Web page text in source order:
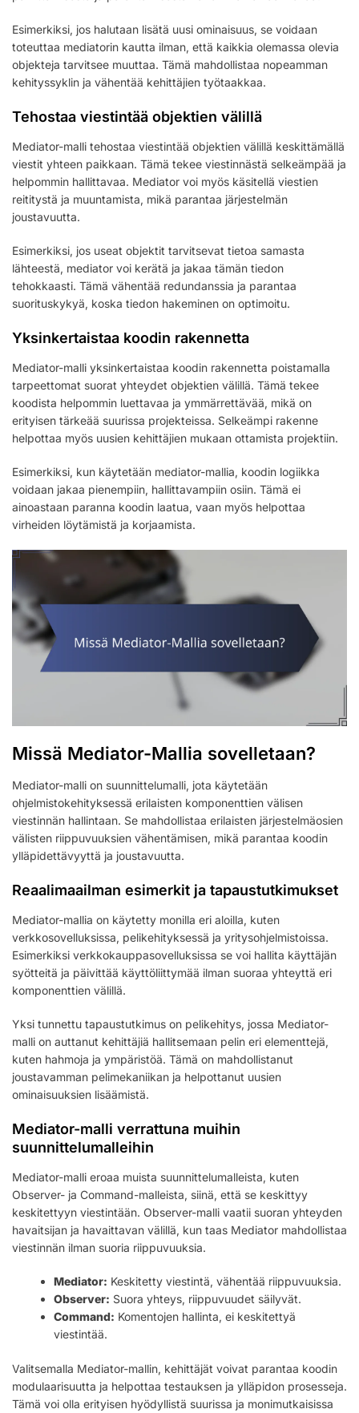
Esimerkiksi, jos halutaan lisätä uusi ominaisuus, se voidaan
toteuttaa mediatorin kautta ilman, että kaikkia olemassa olevia
objekteja tarvitsee muuttaa. Tämä mahdollistaa nopeamman
kehityssyklin ja vähentää kehittäjien työtaakkaa.
Tehostaa viestintää objektien välillä
Mediator-malli tehostaa viestintää objektien välillä keskittämällä
viestit yhteen paikkaan. Tämä tekee viestinnästä selkeämpää ja
helpommin hallittavaa. Mediator voi myös käsitellä viestien
reititystä ja muuntamista, mikä parantaa järjestelmän
joustavuutta.
Esimerkiksi, jos useat objektit tarvitsevat tietoa samasta
lähteestä, mediator voi kerätä ja jakaa tämän tiedon
tehokkaasti. Tämä vähentää redundanssia ja parantaa
suorituskykyä, koska tiedon hakeminen on optimoitu.
Yksinkertaistaa koodin rakennetta
Mediator-malli yksinkertaistaa koodin rakennetta poistamalla
tarpeettomat suorat yhteydet objektien välillä. Tämä tekee
koodista helpommin luettavaa ja ymmärrettävää, mikä on
erityisen tärkeää suurissa projekteissa. Selkeämpi rakenne
helpottaa myös uusien kehittäjien mukaan ottamista projektiin.
Esimerkiksi, kun käytetään mediator-mallia, koodin logiikka
voidaan jakaa pienempiin, hallittavampiin osiin. Tämä ei
ainoastaan paranna koodin laatua, vaan myös helpottaa
virheiden löytämistä ja korjaamista.
Missä Mediator-Mallia sovelletaan?
Mediator-malli on suunnittelumalli, jota käytetään
ohjelmistokehityksessä erilaisten komponenttien välisen
viestinnän hallintaan. Se mahdollistaa erilaisten järjestelmäosien
välisten riippuvuuksien vähentämisen, mikä parantaa koodin
ylläpidettävyyttä ja joustavuutta.
Reaalimaailman esimerkit ja tapaustutkimukset
Mediator-mallia on käytetty monilla eri aloilla, kuten
verkkosovelluksissa, pelikehityksessä ja yritysohjelmistoissa.
Esimerkiksi verkkokauppasovelluksissa se voi hallita käyttäjän
syötteitä ja päivittää käyttöliittymää ilman suoraa yhteyttä eri
komponenttien välillä.
Yksi tunnettu tapaustutkimus on pelikehitys, jossa Mediator-
malli on auttanut kehittäjiä hallitsemaan pelin eri elementtejä,
kuten hahmoja ja ympäristöä. Tämä on mahdollistanut
joustavamman pelimekaniikan ja helpottanut uusien
ominaisuuksien lisäämistä.
Mediator-malli verrattuna muihin
suunnittelumalleihin
Mediator-malli eroaa muista suunnittelumalleista, kuten
Observer- ja Command-malleista, siinä, että se keskittyy
keskitettyyn viestintään. Observer-malli vaatii suoran yhteyden
havaitsijan ja havaittavan välillä, kun taas Mediator mahdollistaa
viestinnän ilman suoria riippuvuuksia.
Mediator: Keskitetty viestintä, vähentää riippuvuuksia.
Observer: Suora yhteys, riippuvuudet säilyvät.
Command: Komentojen hallinta, ei keskitettyä
viestintää.
Valitsemalla Mediator-mallin, kehittäjät voivat parantaa koodin
modulaarisuutta ja helpottaa testauksen ja ylläpidon prosesseja.
Tämä voi olla erityisen hyödyllistä suurissa ja monimutkaisissa